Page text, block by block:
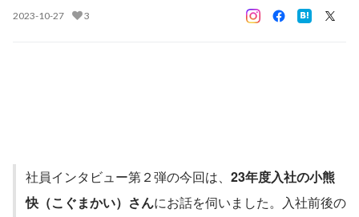
2023-10-27 3
社員インタビュー第２弾の今回は、 23年度入社の小熊
快（こぐまかい）さんにお話を伺いました。入社前後の